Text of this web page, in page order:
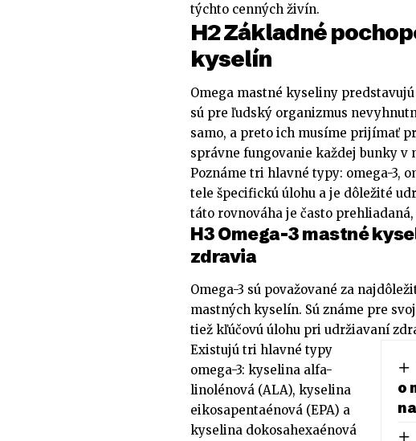
týchto cenných živín.
H2 Základné
kyselín
Omega mastné kyseliny
sú pre ľudský organizmus
samo, a preto ich musíme prijímať
správne fungovanie každej bunky v
Poznáme tri hlavné typy: omega-3,
tele špecifickú úlohu a je dôležité
táto rovnováha je často
H3 Omega-3 mastné
zdravia
Omega-3 sú považované za
mastných kyselín. Sú známe pre
tiež kľúčovú úlohu pri udržiavaní
o
Existujú tri hlavné typy
omega-3: kyselina alfa-
linolénová (ALA), kyselina
eikosapentaénová (EPA) a
kyselina dokosahexaénová